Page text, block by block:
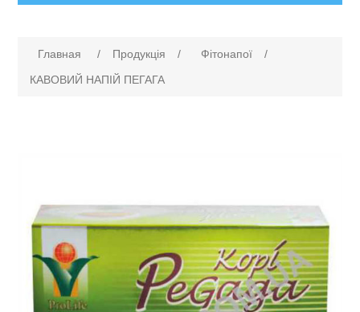
Главная / Продукція / Фітонапої
/
КАВОВИЙ НАПІЙ ПЕГАГА